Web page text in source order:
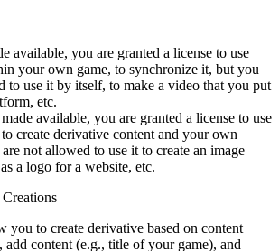
available, you are granted a license to use
your own game, to synchronize it, but you
to use it by itself, to make a video that you put
etc.
available, you are granted a license to use
create derivative content and your own
not allowed to use it to create an image
a logo for a website, etc.
you to create derivative based on content
content (e.g., title of your game), and